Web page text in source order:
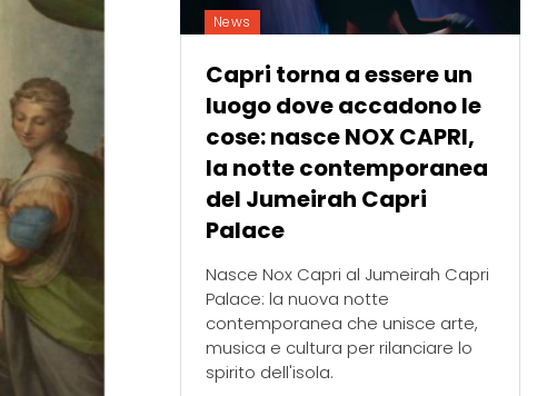
News
Capri torna a essere un
luogo dove accadono le
cose: nasce NOX CAPRI,
la notte contemporanea
del Jumeirah Capri
Palace
Nasce Nox Capri al Jumeirah Capri
Palace: la nuova notte
contemporanea che unisce arte,
musica e cultura per rilanciare lo
spirito dell'isola.